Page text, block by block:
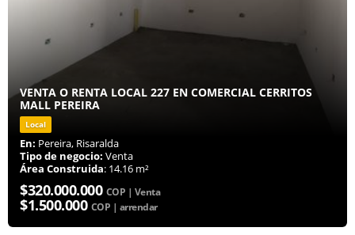
VENTA O RENTA LOCAL 227 EN COMERCIAL CERRITOS
MALL PEREIRA
Local
En: Pereira, Risaralda
Tipo de negocio: Venta
Área Construida: 14.16 m²
$320.000.000 COP | Venta
$1.500.000 COP | arrendar